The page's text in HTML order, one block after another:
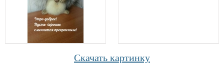
Скачать картинку